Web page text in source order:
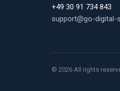
+49 30 91 734 843
support@go-
© 2026 All rights